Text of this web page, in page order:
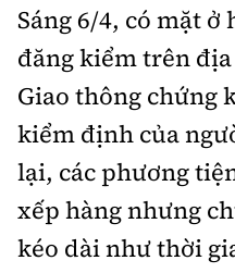
Vật liệu xây dựng
Giám định chất lượng
Quản lý đô thị
Đường bộ
Hàng không
Đường sắt
Đăng kiểm
Đường sắt tốc độ cao
Thị trường
Tài chính
Chứng khoán
Bảo hiểm
Doanh nghiệp
Pháp luật
Thanh tra
An ninh hình sự
Điều tra
Pháp đình
An toàn giao thông
Giao thông 24h
ATGT địa phương
Chất lượng sống
Giáo dục
Văn hóa - Giải Trí
Sáng 6/4, có mặt
đăng kiểm trên
Giao thông chứng
kiểm định của
lại, các phương
xếp hàng nhưng
kéo dài như thời